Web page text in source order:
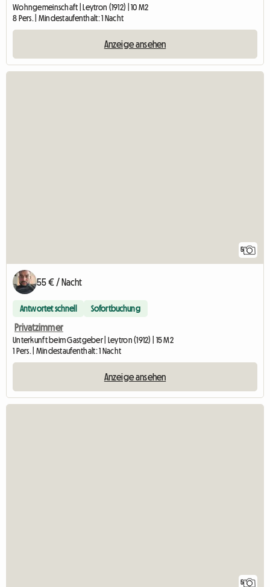
Wohngemeinschaft | Leytron (1912) | 10 M2
8 Pers. | Mindestaufenthalt: 1 Nacht
Anzeige ansehen
5
55 € / Nacht
Antwortet schnell Sofortbuchung
Privatzimmer
Unterkunft beim Gastgeber | Leytron (1912) | 15 M2
1 Pers. | Mindestaufenthalt: 1 Nacht
Anzeige ansehen
5